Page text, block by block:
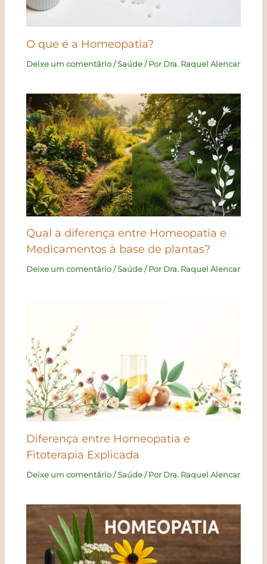
O que é a Homeopatia?
Deixe um comentário /Saúde / Por Dra. Raquel Alencar
Qual a diferença entre Homeopatia e
Medicamentos à base de plantas?
Deixe um comentário /Saúde / Por Dra. Raquel Alencar
Diferença entre Homeopatia e
Fitoterapia Explicada
Deixe um comentário /Saúde / Por Dra. Raquel Alencar